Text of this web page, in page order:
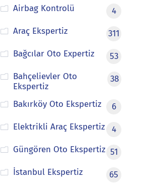
Airbag Kontrolü
4
Araç Ekspertiz
311
Bağcılar Oto Expertiz
53
Bahçelievler Oto
Ekspertiz
38
Bakırköy Oto Ekspertiz
6
Elektrikli Araç Ekspertiz
4
Güngören Oto Ekspertiz 51
İstanbul Ekspertiz
65